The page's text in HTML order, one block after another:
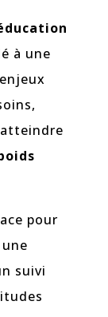
à une
pour
suivi